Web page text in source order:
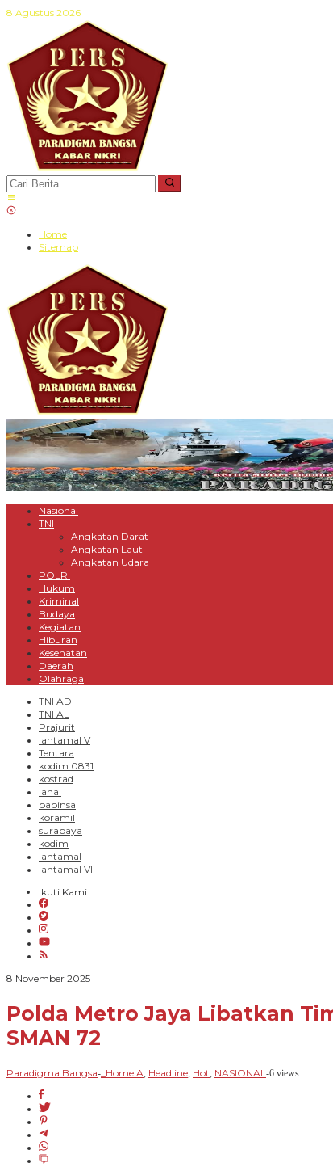
Lewati
8 Agustus 2026
Home
Sitemap
Nasional
TNI
Angkatan Darat
Angkatan Laut
Angkatan Udara
POLRI
Hukum
Kriminal
Budaya
Kegiatan
Hiburan
Kesehatan
Daerah
Olahraga
TNI AD
TNI AL
Prajurit
lantamal V
Tentara
kodim 0831
kostrad
lanal
babinsa
koramil
surabaya
kodim
lantamal
lantamal VI
Ikuti Kami
8 November 2025oleh
Polda Metro Jaya Libatkan
SMAN 72
Paradigma Bangsa- _Home A, Headline, Hot, NASIONAL -6 views